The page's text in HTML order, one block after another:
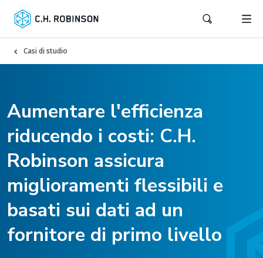
Casi di studio
Aumentare l'efficienza
riducendo i costi: C.H.
Robinson assicura
miglioramenti flessibili e
basati sui dati ad un
fornitore di primo livello